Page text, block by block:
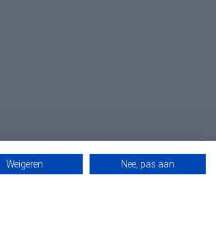
Weigeren Nee, pas aan